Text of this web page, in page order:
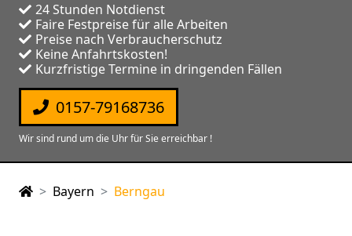
24 Stunden Notdienst
Faire Festpreise für alle Arbeiten
Preise nach Verbraucherschutz
Keine Anfahrtskosten!
Kurzfristige Termine in dringenden Fällen
0157-79168736
Wir sind rund um die Uhr für Sie erreichbar !
Bayern Berngau